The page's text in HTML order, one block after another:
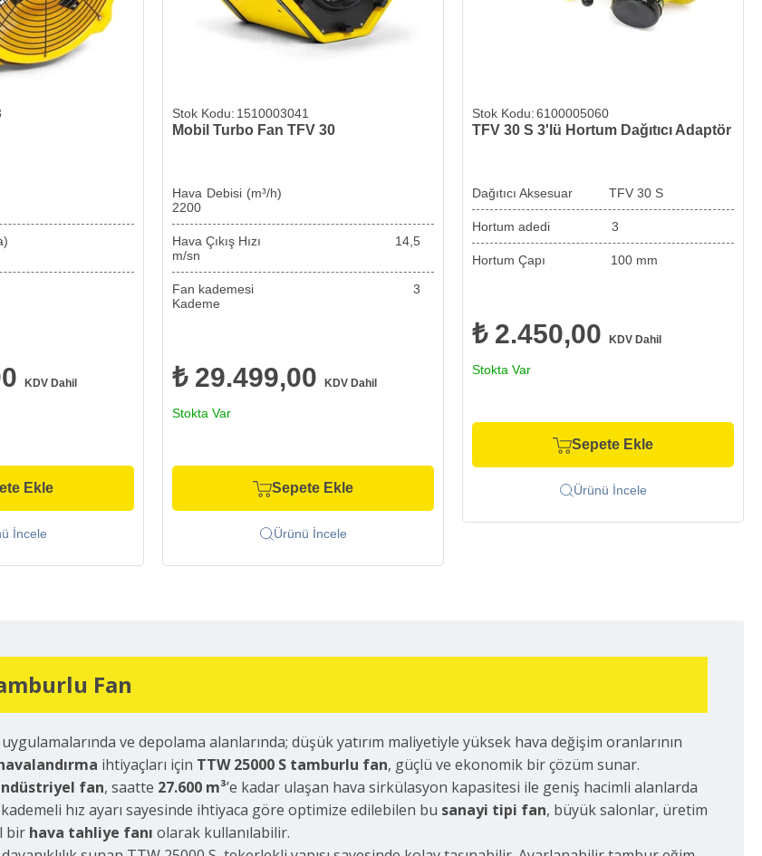
(m³/h)
(Pa)
(Kw)
KDV Dahil
Ekle
İncele
1510003041
Mobil Turbo Fan TFV 30
Hava Debisi (m³/h)
2200
Hava Çıkış Hızı 14,5
m/sn
Fan kademesi 3
Kademe
₺ 29.499,00 KDV Dahil
Stokta Var
Sepete Ekle
Ürünü İncele
6100005060
TFV 30 S 3'lü Hortum Dağıtıcı Adaptör
Dağıtıcı Aksesuar TFV 30 S
Hortum adedi 3
Hortum Çapı 100 mm
₺ 2.450,00 KDV Dahil
Stokta Var
Sepete Ekle
Ürünü İncele
Fan
ve depolama alanlarında; düşük yatırım maliyetiyle yüksek hava değişim oranlarının
ihtiyaçları için TTW 25000 S tamburlu fan, güçlü ve ekonomik bir çözüm sunar.
fan, saatte 27.600 m³’e kadar ulaşan hava sirkülasyon kapasitesi ile geniş hacimli alanlarda
hız ayarı sayesinde ihtiyaca göre optimize edilebilen bu sanayi tipi fan, büyük salonlar, üretim
bir hava tahliye fanı olarak kullanılabilir.